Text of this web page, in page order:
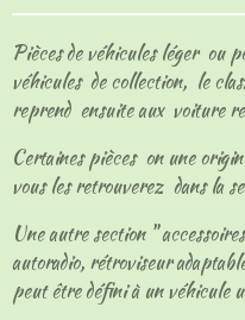
Pièces de véhicules léger ou
véhicules de collection, le
reprend ensuite aux voiture
Certaines pièces on une
vous les retrouverez dans la
Une autre section "
autoradio, rétroviseur
peut être défini à un véhicule